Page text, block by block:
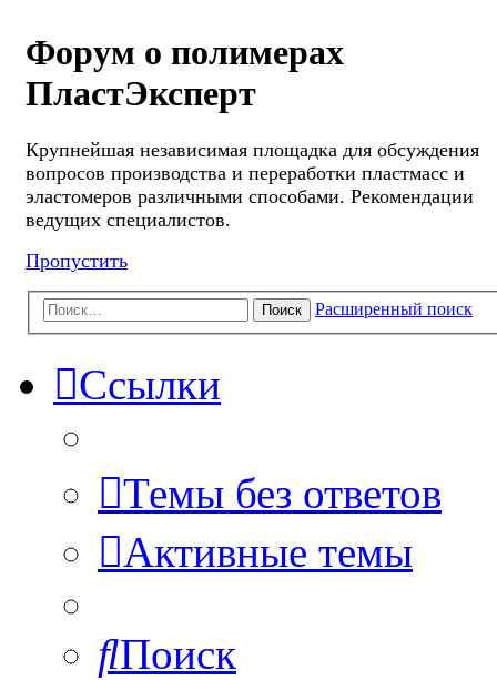
Форум о полимерах
ПластЭксперт
Крупнейшая независимая площадка для обсуждения
вопросов производства и переработки пластмасс и
эластомеров различными способами. Рекомендации
ведущих специалистов.
Пропустить
Поиск Расширенный поиск
Ссылки
Темы без ответов
Активные темы
Поиск